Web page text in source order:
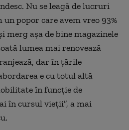
Nu se leagă de lucruri
popor care avem vreo 93%
merg aşa de bine magazinele
lumea mai renovează
dar în ţările
e cu totul altă
în funcţie de
în cursul vieţii”, a mai